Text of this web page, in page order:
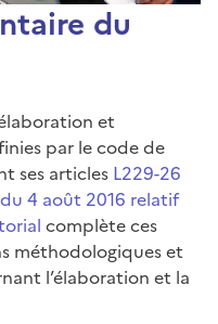
du
et
par le code de
ses articles L229-26
4 août 2016 relatif
complète ces
méthodologiques et
l’élaboration et la